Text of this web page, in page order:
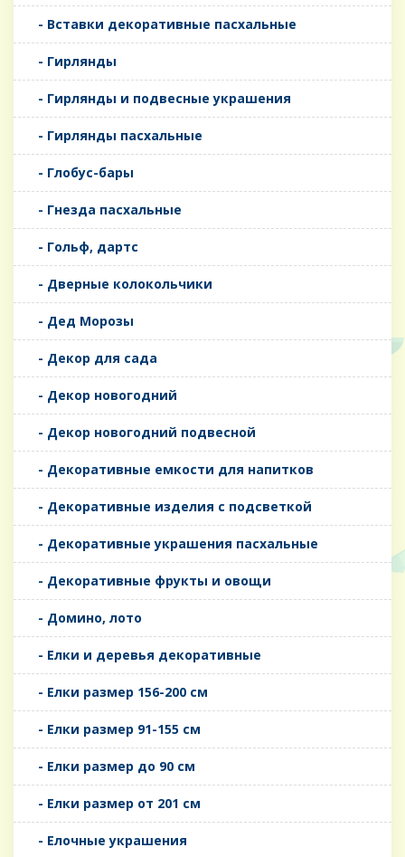
- Вставки декоративные пасхальные
- Гирлянды
- Гирлянды и подвесные украшения
- Гирлянды пасхальные
- Глобус-бары
- Гнезда пасхальные
- Гольф, дартс
- Дверные колокольчики
- Дед Морозы
- Декор для сада
- Декор новогодний
- Декор новогодний подвесной
- Декоративные емкости для напитков
- Декоративные изделия с подсветкой
- Декоративные украшения пасхальные
- Декоративные фрукты и овощи
- Домино, лото
- Елки и деревья декоративные
- Елки размер 156-200 см
- Елки размер 91-155 см
- Елки размер до 90 см
- Елки размер от 201 см
- Елочные украшения